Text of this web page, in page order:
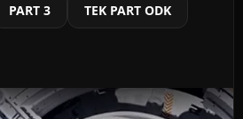
PART 3 TEK PART ODK